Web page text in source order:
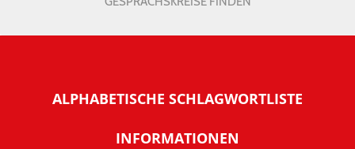
ALPHABETISCHE SCHLAGWORTLISTE
INFORMATIONEN